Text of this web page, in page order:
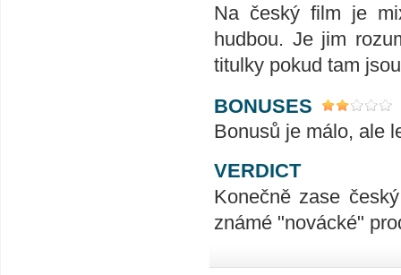
Na český film je
hudbou. Je jim
titulky pokud tam
BONUSES
Bonusů je málo, ale
VERDICT
Konečně zase
známé "novácké"